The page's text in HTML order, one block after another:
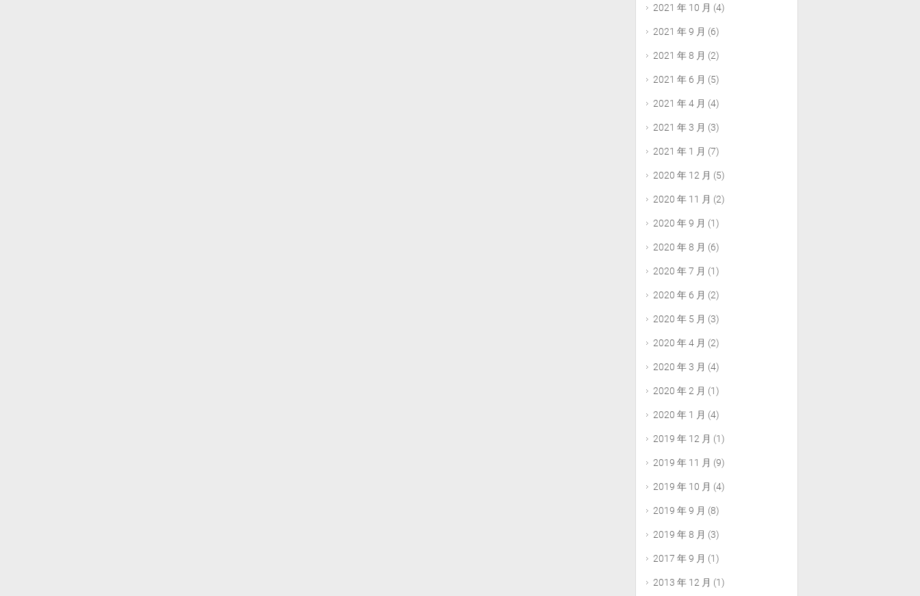
2021 年 10 月 (4)
2021 年 9 月 (6)
2021 年 8 月 (2)
2021 年 6 月 (5)
2021 年 4 月 (4)
2021 年 3 月 (3)
2021 年 1 月 (7)
2020 年 12 月 (5)
2020 年 11 月 (2)
2020 年 9 月 (1)
2020 年 8 月 (6)
2020 年 7 月 (1)
2020 年 6 月 (2)
2020 年 5 月 (3)
2020 年 4 月 (2)
2020 年 3 月 (4)
2020 年 2 月 (1)
2020 年 1 月 (4)
2019 年 12 月 (1)
2019 年 11 月 (9)
2019 年 10 月 (4)
2019 年 9 月 (8)
2019 年 8 月 (3)
2017 年 9 月 (1)
2013 年 12 月 (1)